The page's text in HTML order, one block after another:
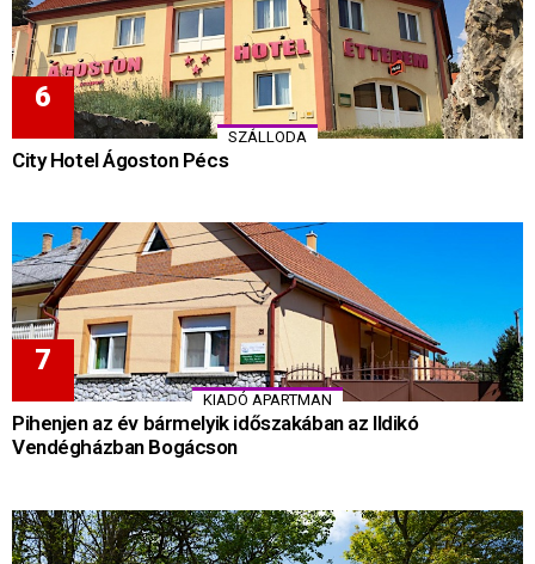
SZÁLLODA
City Hotel Ágoston Pécs
KIADÓ APARTMAN
Pihenjen az év bármelyik időszakában az Ildikó
Vendégházban Bogácson